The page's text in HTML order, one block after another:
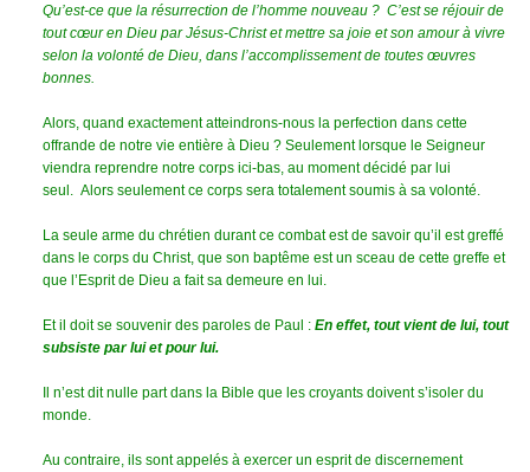
Qu’est-ce que la résurrection de l’homme nouveau ? C’est se réjouir de
tout cœur en Dieu par Jésus-Christ et mettre sa joie et son amour à vivre
selon la volonté de Dieu, dans l’accomplissement de toutes œuvres
bonnes.
Alors, quand exactement atteindrons-nous la perfection dans cette
offrande de notre vie entière à Dieu ? Seulement lorsque le Seigneur
viendra reprendre notre corps ici-bas, au moment décidé par lui
seul. Alors seulement ce corps sera totalement soumis à sa volonté.
La seule arme du chrétien durant ce combat est de savoir qu’il est greffé
dans le corps du Christ, que son baptême est un sceau de cette greffe et
que l’Esprit de Dieu a fait sa demeure en lui.
Et il doit se souvenir des paroles de Paul : En effet, tout vient de lui, tout
subsiste par lui et pour lui.
Il n’est dit nulle part dans la Bible que les croyants doivent s’isoler du
monde.
Au contraire, ils sont appelés à exercer un esprit de discernement